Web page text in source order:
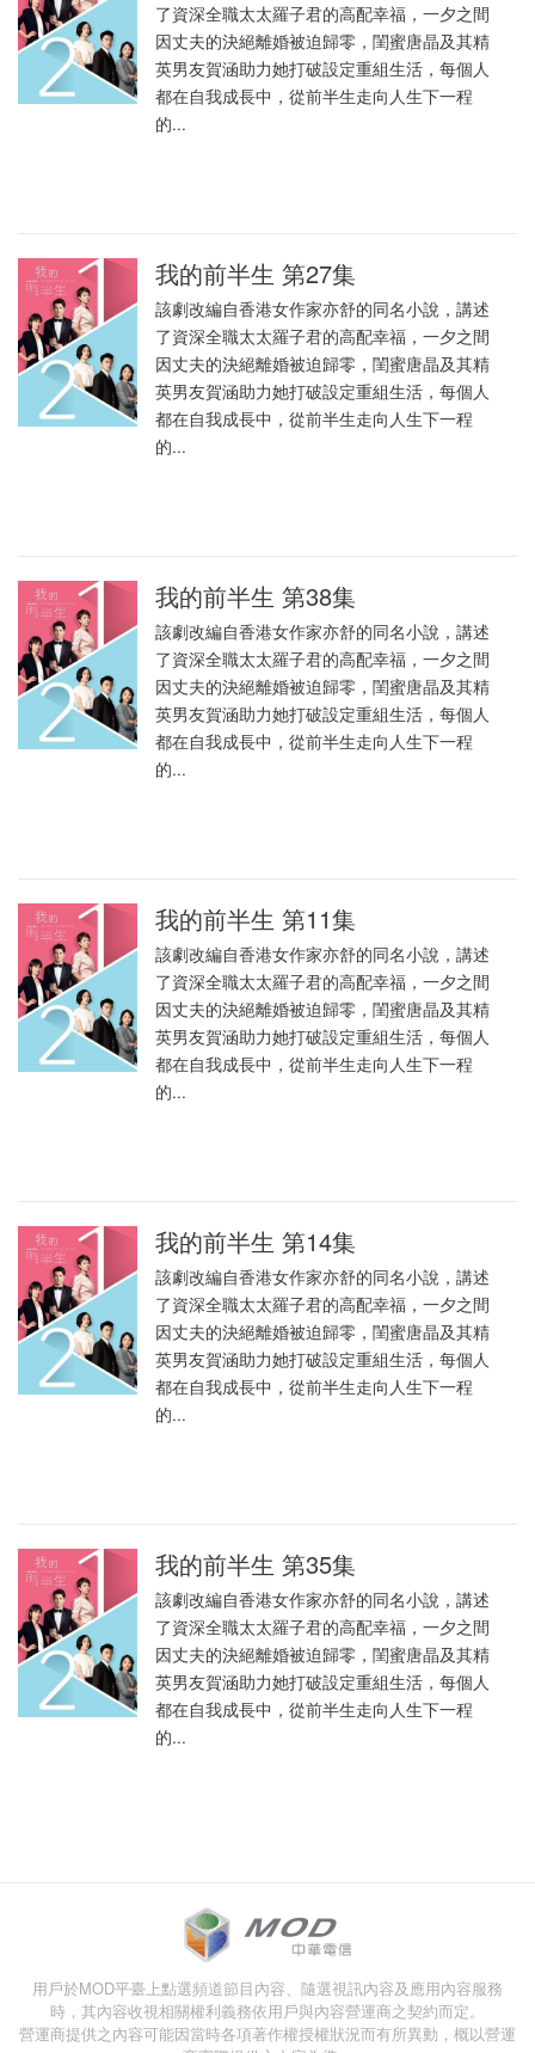
了資深全職太太羅子君的高配幸福，一夕之間
因丈夫的決絕離婚被迫歸零，閨蜜唐晶及其精
英男友賀涵助力她打破設定重組生活，每個人
都在自我成長中，從前半生走向人生下一程
的...
我的前半生 第27集
該劇改編自香港女作家亦舒的同名小說，講述
了資深全職太太羅子君的高配幸福，一夕之間
因丈夫的決絕離婚被迫歸零，閨蜜唐晶及其精
英男友賀涵助力她打破設定重組生活，每個人
都在自我成長中，從前半生走向人生下一程
的...
我的前半生 第38集
該劇改編自香港女作家亦舒的同名小說，講述
了資深全職太太羅子君的高配幸福，一夕之間
因丈夫的決絕離婚被迫歸零，閨蜜唐晶及其精
英男友賀涵助力她打破設定重組生活，每個人
都在自我成長中，從前半生走向人生下一程
的...
我的前半生 第11集
該劇改編自香港女作家亦舒的同名小說，講述
了資深全職太太羅子君的高配幸福，一夕之間
因丈夫的決絕離婚被迫歸零，閨蜜唐晶及其精
英男友賀涵助力她打破設定重組生活，每個人
都在自我成長中，從前半生走向人生下一程
的...
我的前半生 第14集
該劇改編自香港女作家亦舒的同名小說，講述
了資深全職太太羅子君的高配幸福，一夕之間
因丈夫的決絕離婚被迫歸零，閨蜜唐晶及其精
英男友賀涵助力她打破設定重組生活，每個人
都在自我成長中，從前半生走向人生下一程
的...
我的前半生 第35集
該劇改編自香港女作家亦舒的同名小說，講述
了資深全職太太羅子君的高配幸福，一夕之間
因丈夫的決絕離婚被迫歸零，閨蜜唐晶及其精
英男友賀涵助力她打破設定重組生活，每個人
都在自我成長中，從前半生走向人生下一程
的...
用戶於MOD平臺上點選頻道節目內容、隨選視訊內容及應用內容服務
時，其內容收視相關權利義務依用戶與內容營運商之契約而定。
營運商提供之內容可能因當時各項著作權授權狀況而有所異動，概以營運